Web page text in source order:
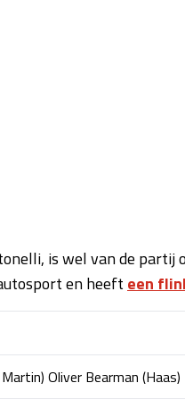
is wel van de partij
en heeft een
Oliver Bearman